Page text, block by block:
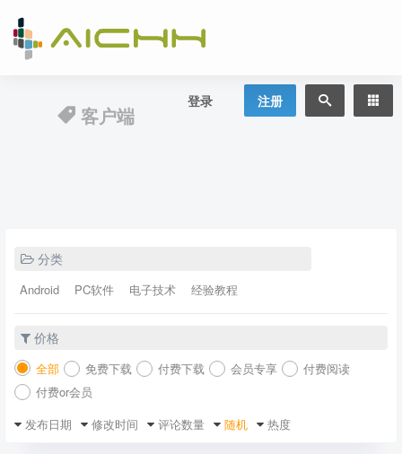
登录 注册
客户端
分类
Android PC软件 电子技术 经验教程
价格
全部 免费下载 付费下载 会员专享
付费阅读
付费or会员
发布日期
修改时间 评论数量 随机 热度